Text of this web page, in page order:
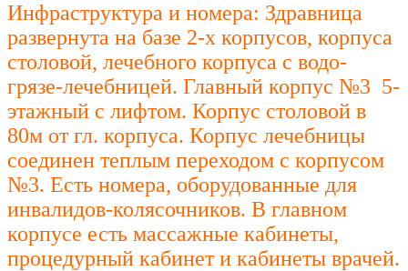
Инфраструктура и номера: Здравница
развернута на базе 2-х корпусов, корпуса
столовой, лечебного корпуса с водо-
грязе-лечебницей. Главный корпус №3 5-
этажный с лифтом. Корпус столовой в
80м от гл. корпуса. Корпус лечебницы
соединен теплым переходом с корпусом
№3. Есть номера, оборудованные для
инвалидов-колясочников. В главном
корпусе есть массажные кабинеты,
процедурный кабинет и кабинеты врачей.